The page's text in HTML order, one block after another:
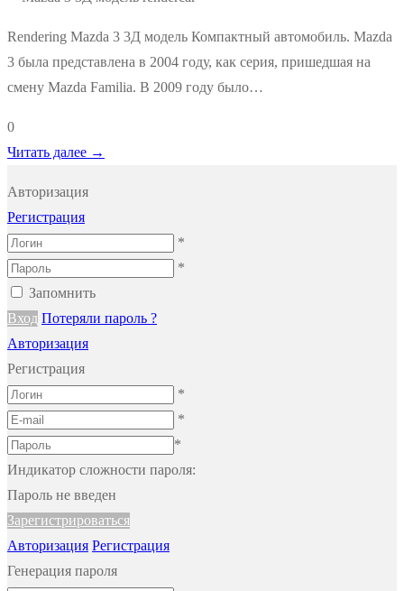
Rendering Mazda 3 3Д модель Компактный автомобиль. Mazda
3 была представлена в 2004 году, как серия, пришедшая на
смену Mazda Familia. В 2009 году было…
0
Читать далее →
Авторизация
Регистрация
*
*
Запомнить
Вход Потеряли пароль ?
Авторизация
Регистрация
*
*
*
Индикатор сложности пароля:
Пароль не введен
Зарегистрироваться
Авторизация Регистрация
Генерация пароля